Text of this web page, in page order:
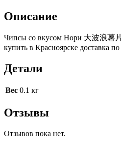
Описание
Чипсы со вкусом Нори 大波浪薯
купить в Красноярске доставка
Детали
Вес 0.1 кг
Отзывы
Отзывов пока нет.